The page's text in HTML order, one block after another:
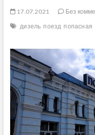
17.07.2021
Без
дизель поезд попасная